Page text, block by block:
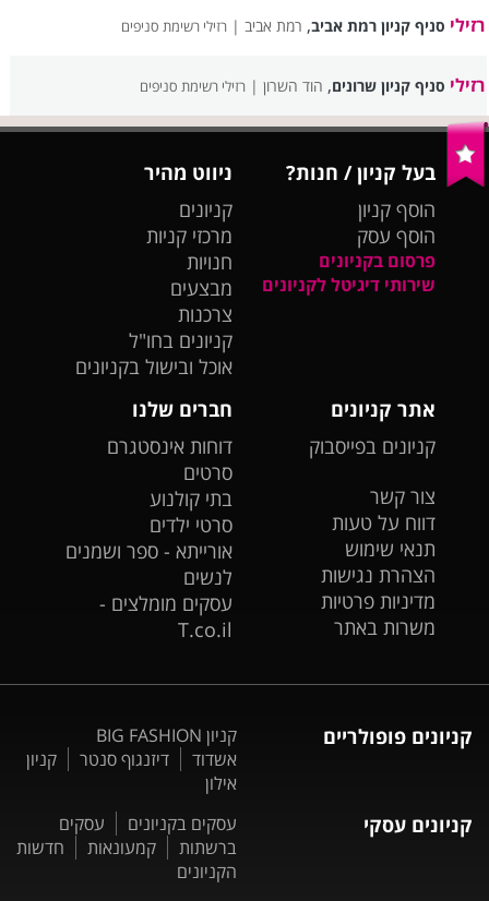
רזילי סניף קניון רמת אביב, רמת אביב |רזילי רשימת סניפים
רזילי סניף קניון שרונים, הוד השרון |רזילי רשימת סניפים
בעל קניון / חנות?
הוסף קניון
הוסף עסק
פרסום בקניונים
שירותי דיגיטל לקניונים
ניווט מהיר
קניונים
מרכזי קניות
חנויות
מבצעים
צרכנות
קניונים בחו"ל
אוכל ובישול בקניונים
אתר קניונים
קניונים בפייסבוק
צור קשר
דווח על טעות
תנאי שימוש
הצהרת נגישות
מדיניות פרטיות
משרות באתר
חברים שלנו
דוחות אינסטגרם
סרטים
בתי קולנוע
סרטי ילדים
אורייתא - ספר ושמנים
לנשים
עסקים מומלצים -
T.co.il
קניונים פופולריים
קניון BIG FASHION
אשדוד
דיזנגוף סנטר
קניון
אילון
קניונים עסקי עסקים בקניונים
עסקים
ברשתות
קמעונאות
חדשות
הקניונים